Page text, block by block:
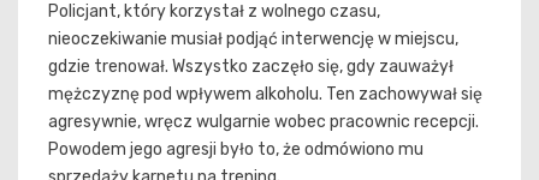
Policjant, który korzystał z wolnego czasu,
nieoczekiwanie musiał podjąć interwencję w miejscu,
gdzie trenował. Wszystko zaczęło się, gdy zauważył
mężczyznę pod wpływem alkoholu. Ten zachowywał się
agresywnie, wręcz wulgarnie wobec pracownic recepcji.
Powodem jego agresji było to, że odmówiono mu